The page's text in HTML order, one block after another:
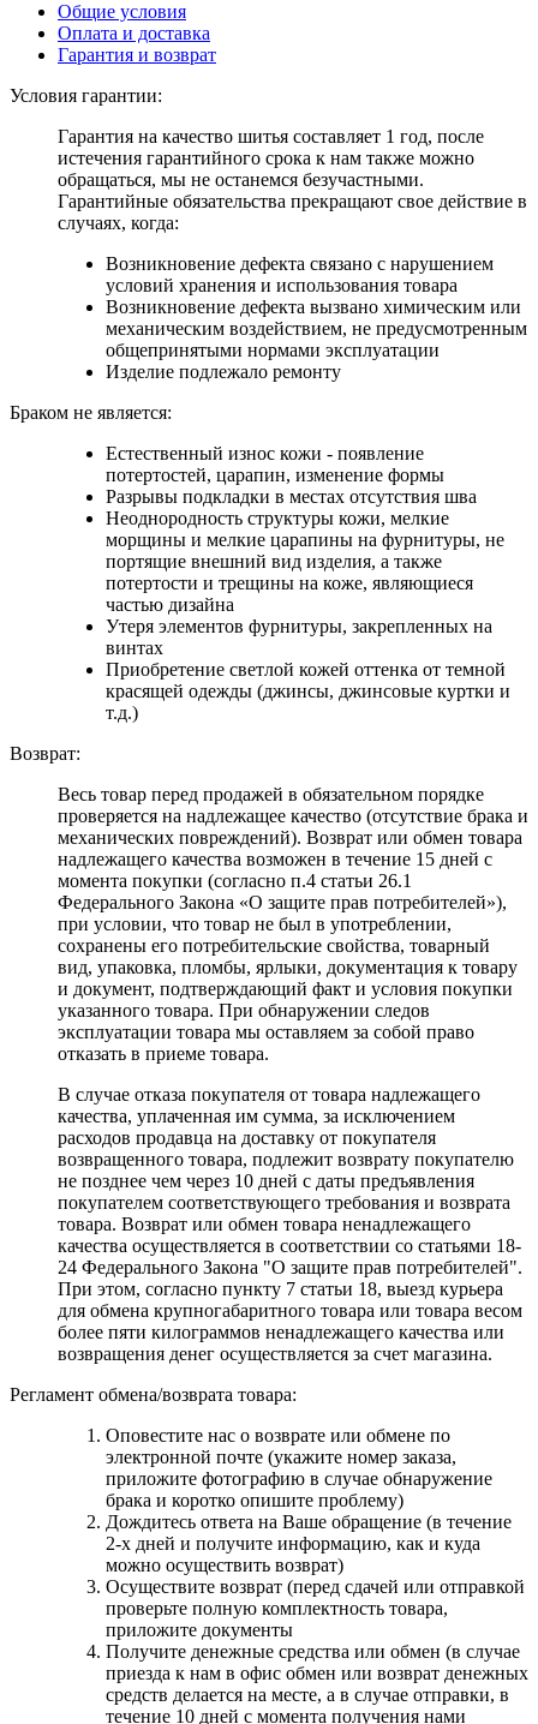
Общие условия
Оплата и доставка
Гарантия и возврат
Условия гарантии:
Гарантия на качество шитья составляет 1 год, после
истечения гарантийного срока к нам также можно
обращаться, мы не останемся безучастными.
Гарантийные обязательства прекращают свое действие в
случаях, когда:
Возникновение дефекта связано с нарушением
условий хранения и использования товара
Возникновение дефекта вызвано химическим или
механическим воздействием, не предусмотренным
общепринятыми нормами эксплуатации
Изделие подлежало ремонту
Браком не является:
Естественный износ кожи - появление
потертостей, царапин, изменение формы
Разрывы подкладки в местах отсутствия шва
Неоднородность структуры кожи, мелкие
морщины и мелкие царапины на фурнитуры, не
портящие внешний вид изделия, а также
потертости и трещины на коже, являющиеся
частью дизайна
Утеря элементов фурнитуры, закрепленных на
винтах
Приобретение светлой кожей оттенка от темной
красящей одежды (джинсы, джинсовые куртки и
т.д.)
Возврат:
Весь товар перед продажей в обязательном порядке
проверяется на надлежащее качество (отсутствие брака и
механических повреждений). Возврат или обмен товара
надлежащего качества возможен в течение 15 дней с
момента покупки (согласно п.4 статьи 26.1
Федерального Закона «О защите прав потребителей»),
при условии, что товар не был в употреблении,
сохранены его потребительские свойства, товарный
вид, упаковка, пломбы, ярлыки, документация к товару
и документ, подтверждающий факт и условия покупки
указанного товара. При обнаружении следов
эксплуатации товара мы оставляем за собой право
отказать в приеме товара.
В случае отказа покупателя от товара надлежащего
качества, уплаченная им сумма, за исключением
расходов продавца на доставку от покупателя
возвращенного товара, подлежит возврату покупателю
не позднее чем через 10 дней с даты предъявления
покупателем соответствующего требования и возврата
товара. Возврат или обмен товара ненадлежащего
качества осуществляется в соответствии со статьями 18-
24 Федерального Закона "О защите прав потребителей".
При этом, согласно пункту 7 статьи 18, выезд курьера
для обмена крупногабаритного товара или товара весом
более пяти килограммов ненадлежащего качества или
возвращения денег осуществляется за счет магазина.
Регламент обмена/возврата товара:
Оповестите нас о возврате или обмене по
электронной почте (укажите номер заказа,
приложите фотографию в случае обнаружение
брака и коротко опишите проблему)
Дождитесь ответа на Ваше обращение (в течение
2-х дней и получите информацию, как и куда
можно осуществить возврат)
Осуществите возврат (перед сдачей или отправкой
проверьте полную комплектность товара,
приложите документы
Получите денежные средства или обмен (в случае
приезда к нам в офис обмен или возврат денежных
средств делается на месте, а в случае отправки, в
течение 10 дней с момента получения нами